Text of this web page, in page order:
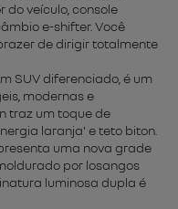
do veículo, console
e-shifter. Você
de dirigir totalmente
SUV diferenciado, é um
modernas e
traz um toque de
laranja' e teto biton.
uma nova grade
por losangos
luminosa dupla é